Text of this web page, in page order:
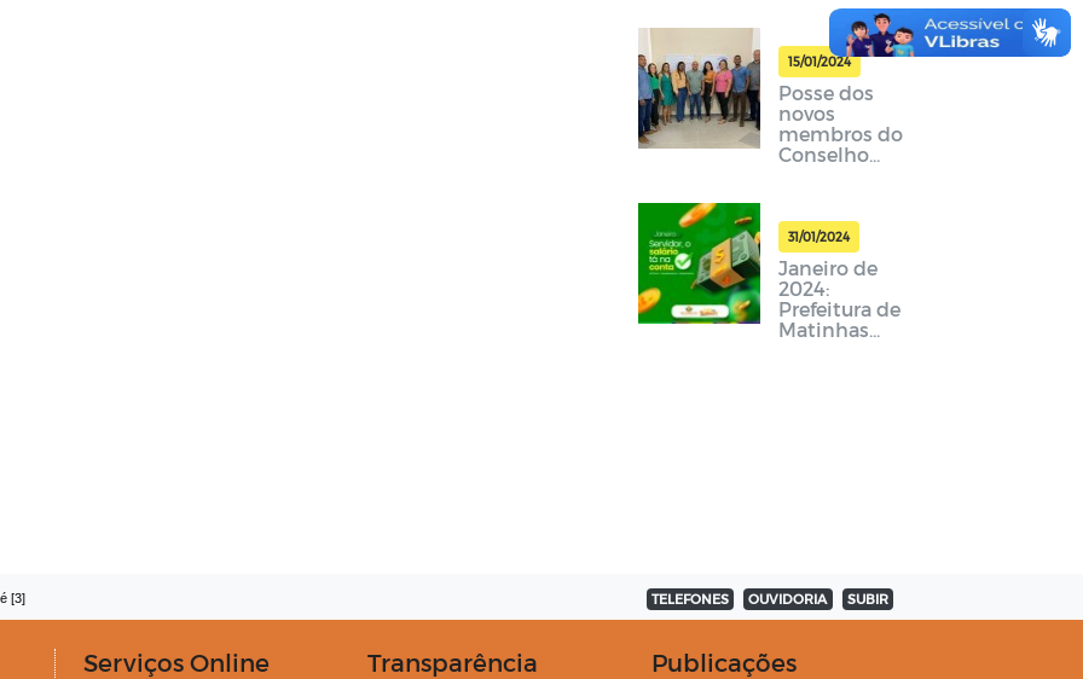
15/01/2024
Posse dos
novos
membros do
Conselho
31/01/2024
Janeiro de
2024:
Prefeitura de
Matinhas
[3] TELEFONES OUVIDORIA SUBIR
Serviços Online Transparência Publicações